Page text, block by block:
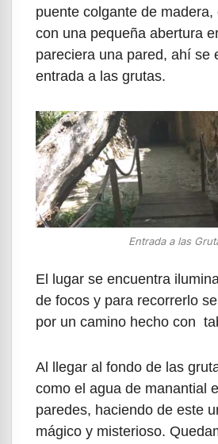
puente colgante de madera,
con una pequeña abertura
pareciera una pared, ahí se
entrada a las grutas.
Entrada a las
El lugar se encuentra
de focos y para recorrerlo
por un camino hecho con
Al llegar al fondo de las
como el agua de manantial
paredes, haciendo de este
mágico y misterioso.